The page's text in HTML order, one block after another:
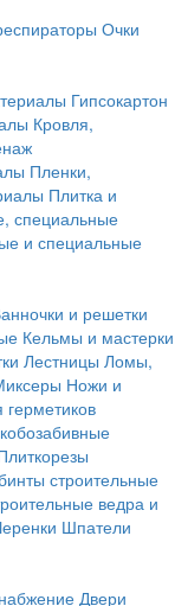
Очки
Гипсокартон
Кровля,
Пленки,
Плитка и
специальные
и специальные
и решетки
Кельмы и мастерки
Лестницы Ломы,
Ножи и
строительные
ведра и
Шпатели
Двери